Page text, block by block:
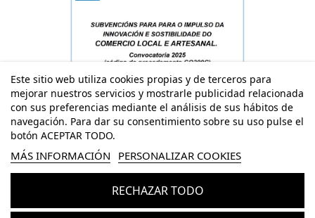
Este sitio web utiliza cookies propias y de terceros para
mejorar nuestros servicios y mostrarle publicidad relacionada
con sus preferencias mediante el análisis de sus hábitos de
navegación. Para dar su consentimiento sobre su uso pulse el
botón ACEPTAR TODO.
MÁS INFORMACIÓN PERSONALIZAR COOKIES
RECHAZAR TODO